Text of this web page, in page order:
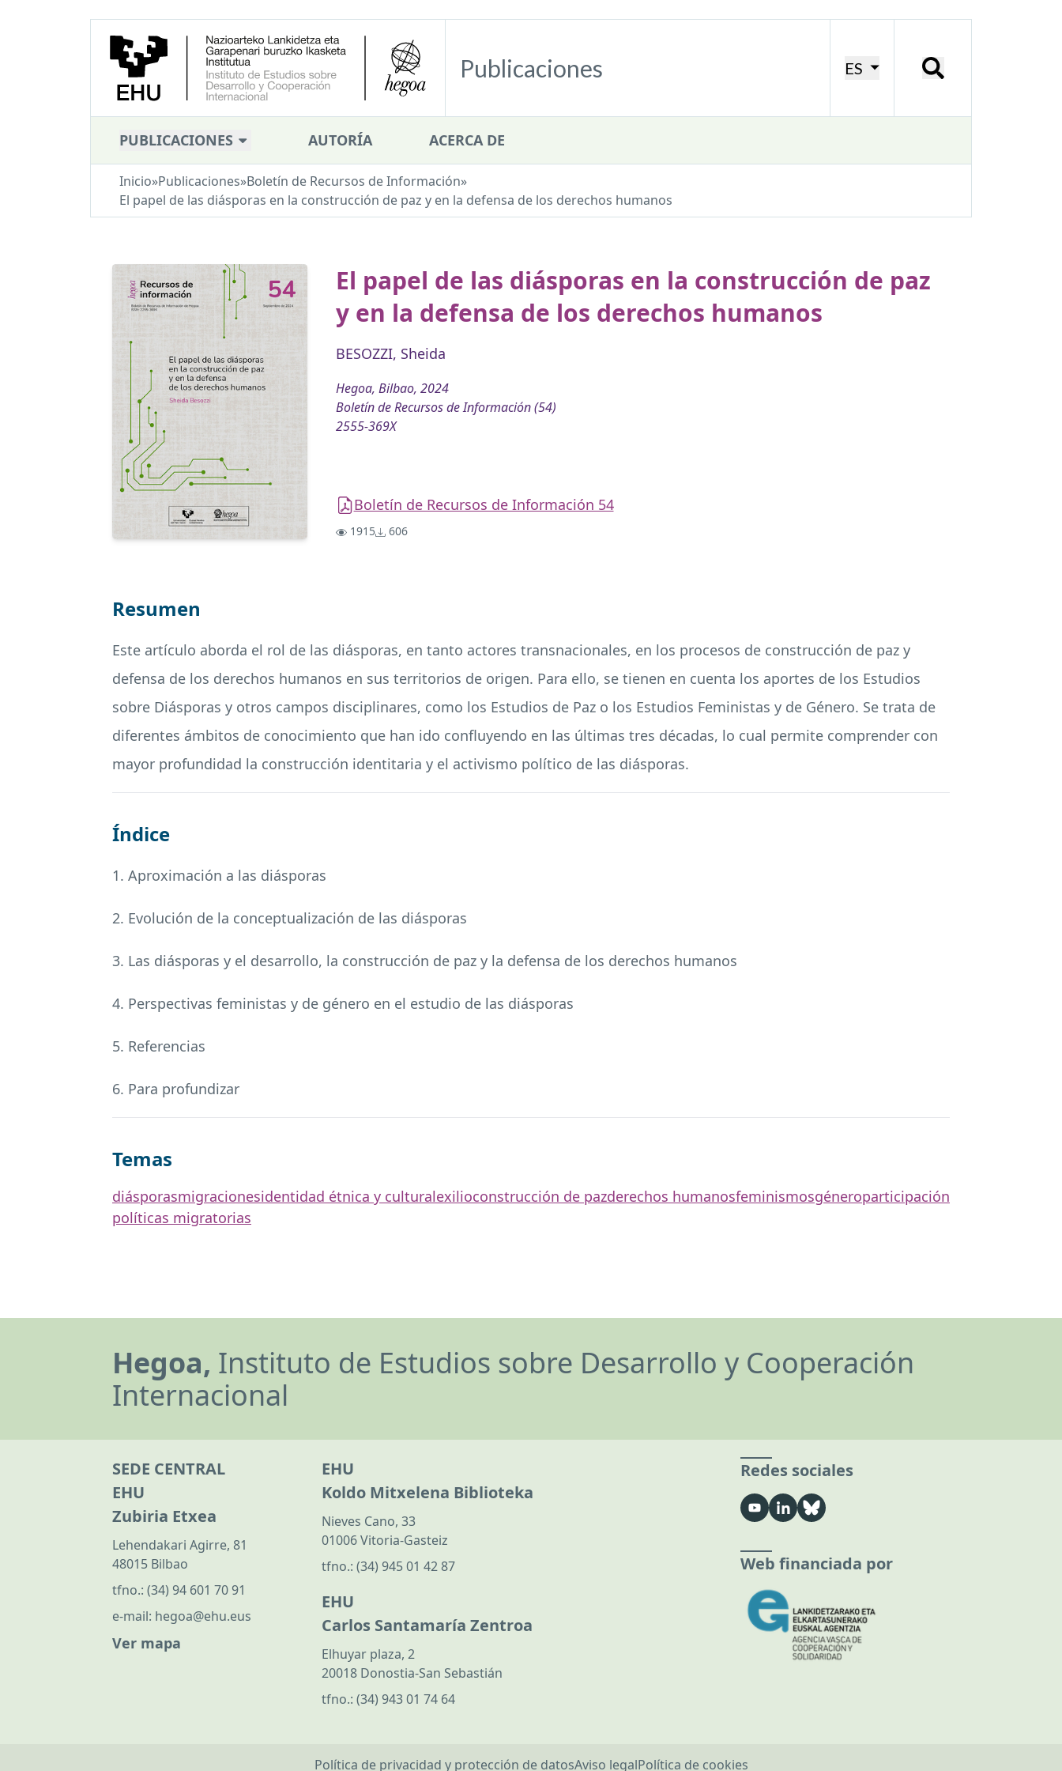
Publicaciones ES
PUBLICACIONES AUTORÍA ACERCA DE
Inicio»Publicaciones»Boletín de Recursos de Información»
El papel de las diásporas en la construcción de paz y en la defensa de los derechos humanos
El papel de las diásporas en la construcción de paz
y en la defensa de los derechos humanos
BESOZZI, Sheida
Hegoa, Bilbao, 2024
Boletín de Recursos de Información (54)
2555-369X
Boletín de Recursos de Información 54
1915 606
Resumen
Este artículo aborda el rol de las diásporas, en tanto actores transnacionales, en los procesos de construcción de paz y
defensa de los derechos humanos en sus territorios de origen. Para ello, se tienen en cuenta los aportes de los Estudios
sobre Diásporas y otros campos disciplinares, como los Estudios de Paz o los Estudios Feministas y de Género. Se trata de
diferentes ámbitos de conocimiento que han ido confluyendo en las últimas tres décadas, lo cual permite comprender con
mayor profundidad la construcción identitaria y el activismo político de las diásporas.
Índice
1. Aproximación a las diásporas
2. Evolución de la conceptualización de las diásporas
3. Las diásporas y el desarrollo, la construcción de paz y la defensa de los derechos humanos
4. Perspectivas feministas y de género en el estudio de las diásporas
5. Referencias
6. Para profundizar
Temas
diásporasmigracionesidentidad étnica y culturalexilioconstrucción de pazderechos humanosfeminismosgéneroparticipación
políticas migratorias
Hegoa, Instituto de Estudios sobre Desarrollo y Cooperación
Internacional
SEDE CENTRAL
EHU
Zubiria Etxea
Lehendakari Agirre, 81
48015 Bilbao
tfno.: (34) 94 601 70 91
e-mail: hegoa@ehu.eus
Ver mapa
EHU
Koldo Mitxelena Biblioteka
Nieves Cano, 33
01006 Vitoria-Gasteiz
tfno.: (34) 945 01 42 87
EHU
Carlos Santamaría Zentroa
Elhuyar plaza, 2
20018 Donostia-San Sebastián
tfno.: (34) 943 01 74 64
Redes sociales
Web financiada por
Política de privacidad y protección de datosAviso legalPolítica de cookies